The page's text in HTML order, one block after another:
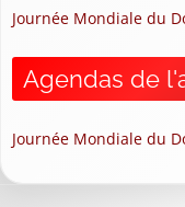
Journée Mondiale du
Agendas de
Journée Mondiale du